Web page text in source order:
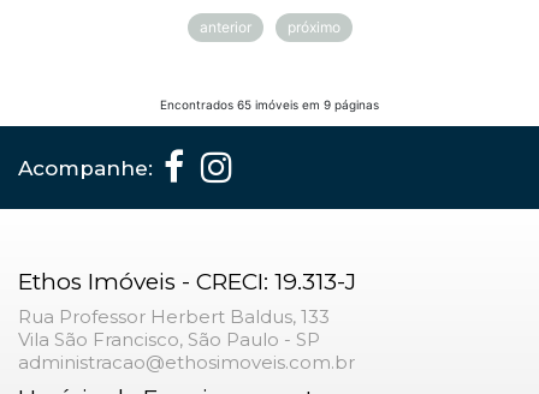
anterior próximo
Encontrados 65 imóveis em 9 páginas
Acompanhe:
Ethos Imóveis - CRECI: 19.313-J
Rua Professor Herbert Baldus, 133
Vila São Francisco, São Paulo - SP
administracao@ethosimoveis.com.br